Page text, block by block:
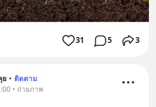
31 5 3
ย • ติดตาม
• ถ่ายภาพ